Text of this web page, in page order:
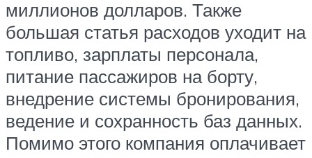
миллионов долларов. Также
большая статья расходов уходит на
топливо, зарплаты персонала,
питание пассажиров на борту,
внедрение системы бронирования,
ведение и сохранность баз данных.
Помимо этого компания оплачивает